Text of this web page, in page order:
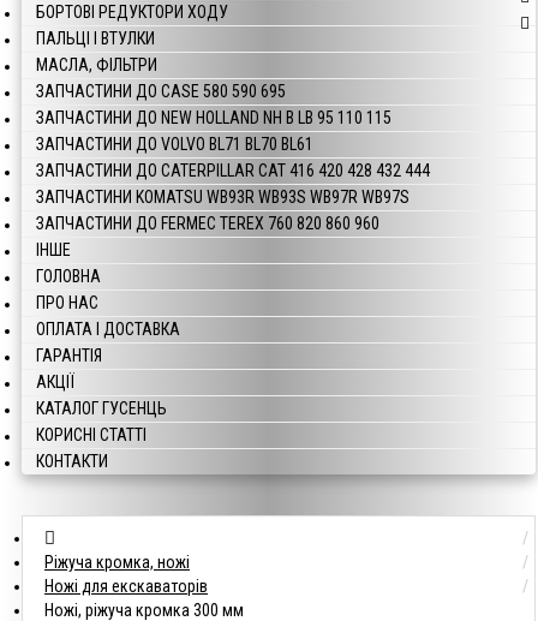
БОРТОВІ РЕДУКТОРИ ХОДУ
ПАЛЬЦІ І ВТУЛКИ
МАСЛА, ФІЛЬТРИ
ЗАПЧАСТИНИ ДО CASE 580 590 695
ЗАПЧАСТИНИ ДО NEW HOLLAND NH B LB 95 110 115
ЗАПЧАСТИНИ ДО VOLVO BL71 BL70 BL61
ЗАПЧАСТИНИ ДО CATERPILLAR CAT 416 420 428 432 444
ЗАПЧАСТИНИ KOMATSU WB93R WB93S WB97R WB97S
ЗАПЧАСТИНИ ДО FERMEC TEREX 760 820 860 960
ІНШЕ
ГОЛОВНА
ПРО НАС
ОПЛАТА І ДОСТАВКА
ГАРАНТІЯ
АКЦІЇ
КАТАЛОГ ГУСЕНЦЬ
КОРИСНІ СТАТТІ
КОНТАКТИ
Ріжуча кромка, ножі
Ножі для екскаваторів
Ножі, ріжуча кромка 300 мм